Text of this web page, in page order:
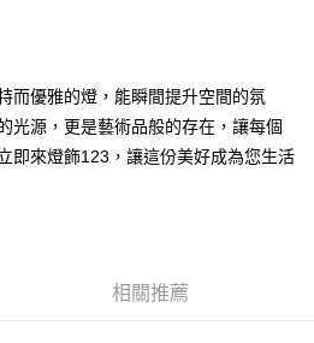
而優雅的燈，能瞬間提升空間的氛
光源，更是藝術品般的存在，讓每個
即來燈飾123，讓這份美好成為您生活
相關推薦